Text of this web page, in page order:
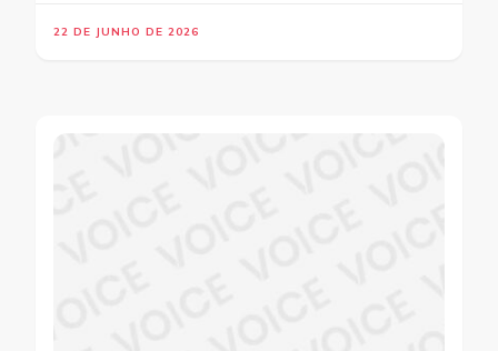
22 DE JUNHO DE 2026